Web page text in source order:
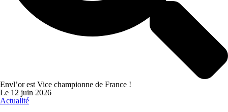
Envl’or est Vice championne de France !
Le 12 juin 2026
Actualité